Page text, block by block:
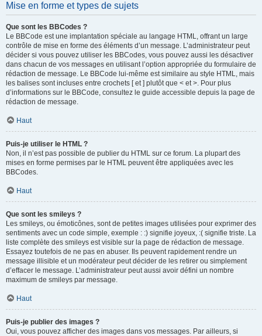
Mise en forme et types de sujets
Que sont les BBCodes ?
Le BBCode est une implantation spéciale au langage HTML, offrant un large
contrôle de mise en forme des éléments d’un message. L’administrateur peut
décider si vous pouvez utiliser les BBCodes, vous pouvez aussi les désactiver
dans chacun de vos messages en utilisant l’option appropriée du formulaire de
rédaction de message. Le BBCode lui-même est similaire au style HTML, mais
les balises sont incluses entre crochets [ et ] plutôt que < et >. Pour plus
d’informations sur le BBCode, consultez le guide accessible depuis la page de
rédaction de message.
Haut
Puis-je utiliser le HTML ?
Non, il n’est pas possible de publier du HTML sur ce forum. La plupart des
mises en forme permises par le HTML peuvent être appliquées avec les
BBCodes.
Haut
Que sont les smileys ?
Les smileys, ou émoticônes, sont de petites images utilisées pour exprimer des
sentiments avec un code simple, exemple : :) signifie joyeux, :( signifie triste. La
liste complète des smileys est visible sur la page de rédaction de message.
Essayez toutefois de ne pas en abuser. Ils peuvent rapidement rendre un
message illisible et un modérateur peut décider de les retirer ou simplement
d’effacer le message. L’administrateur peut aussi avoir défini un nombre
maximum de smileys par message.
Haut
Puis-je publier des images ?
Oui, vous pouvez afficher des images dans vos messages. Par ailleurs, si